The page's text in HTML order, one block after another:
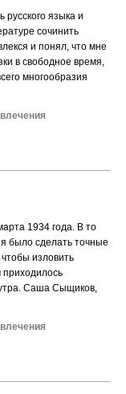
русского языка и
сочинить
и понял, что мне
в свободное время,
многообразия
1934 года. В то
было сделать точные
изловить
утра. Саша Сыщиков,